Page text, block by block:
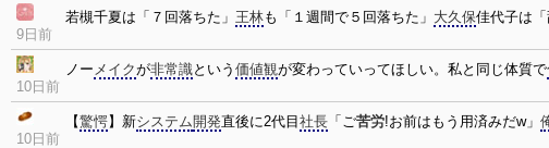
9日前
若槻千夏は「７回落ちた」 王林も「１週間で５回落ちた」 大久保佳代子は「
10日前
ノー メイクが非常識という 価値観が変わっていってほしい。私と同じ体質で
10日前
【驚愕】新システム開発直後に2代目 社長 「ご苦労!お前はもう用済みだw」